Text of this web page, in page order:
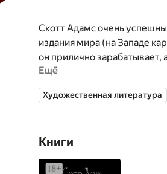
Скотт Адамс очень
издания мира (на Западе
он прилично зарабатывает,
огромное удовольствие.
Ещё
Художественная литература
Книги